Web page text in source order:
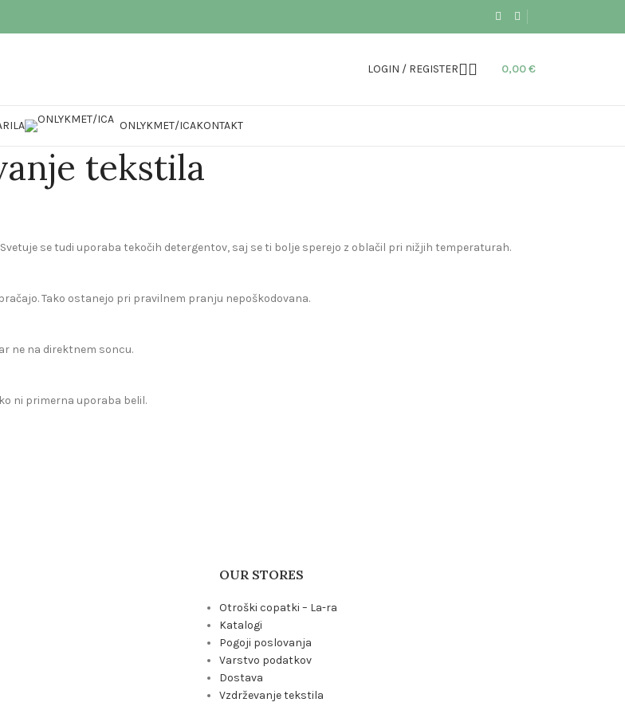
LOGIN / REGISTER 0,00€
ONLYKMET/ICAKONTAKT
tekstila
se tudi uporaba tekočih detergentov, saj se ti bolje sperejo z oblačil pri nižjih temperaturah.
Tako ostanejo pri pravilnem pranju nepoškodovana.
ne na direktnem soncu.
ni primerna uporaba belil.
OUR STORES
Otroški copatki – La-ra
Katalogi
Pogoji poslovanja
Varstvo podatkov
Dostava
Vzdrževanje tekstila